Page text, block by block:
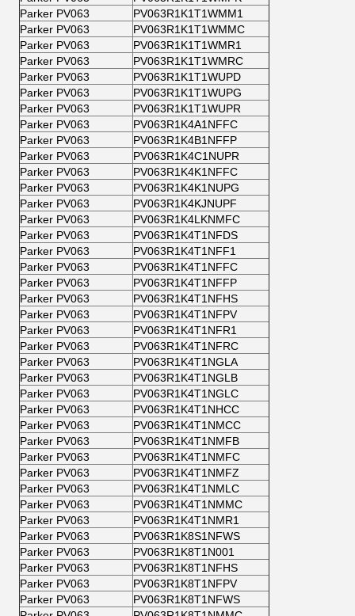
Parker PV063
PV063R1K1T1WMM1
Parker PV063
PV063R1K1T1WMMC
Parker PV063
PV063R1K1T1WMR1
Parker PV063
PV063R1K1T1WMRC
Parker PV063
PV063R1K1T1WUPD
Parker PV063
PV063R1K1T1WUPG
Parker PV063
PV063R1K1T1WUPR
Parker PV063
PV063R1K4A1NFFC
Parker PV063
PV063R1K4B1NFFP
Parker PV063
PV063R1K4C1NUPR
Parker PV063
PV063R1K4K1NFFC
Parker PV063
PV063R1K4K1NUPG
Parker PV063
PV063R1K4KJNUPF
Parker PV063
PV063R1K4LKNMFC
Parker PV063
PV063R1K4T1NFDS
Parker PV063
PV063R1K4T1NFF1
Parker PV063
PV063R1K4T1NFFC
Parker PV063
PV063R1K4T1NFFP
Parker PV063
PV063R1K4T1NFHS
Parker PV063
PV063R1K4T1NFPV
Parker PV063
PV063R1K4T1NFR1
Parker PV063
PV063R1K4T1NFRC
Parker PV063
PV063R1K4T1NGLA
Parker PV063
PV063R1K4T1NGLB
Parker PV063
PV063R1K4T1NGLC
Parker PV063
PV063R1K4T1NHCC
Parker PV063
PV063R1K4T1NMCC
Parker PV063
PV063R1K4T1NMFB
Parker PV063
PV063R1K4T1NMFC
Parker PV063
PV063R1K4T1NMFZ
Parker PV063
PV063R1K4T1NMLC
Parker PV063
PV063R1K4T1NMMC
Parker PV063
PV063R1K4T1NMR1
Parker PV063
PV063R1K8S1NFWS
Parker PV063
PV063R1K8T1N001
Parker PV063
PV063R1K8T1NFHS
Parker PV063
PV063R1K8T1NFPV
Parker PV063
PV063R1K8T1NFWS